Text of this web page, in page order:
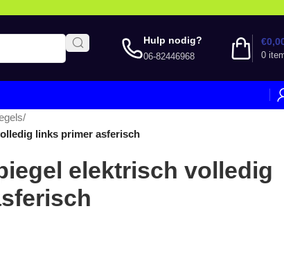
Hulp nodig?
06-82446968 0
€
/
links primer asferisch
elektrisch volledig